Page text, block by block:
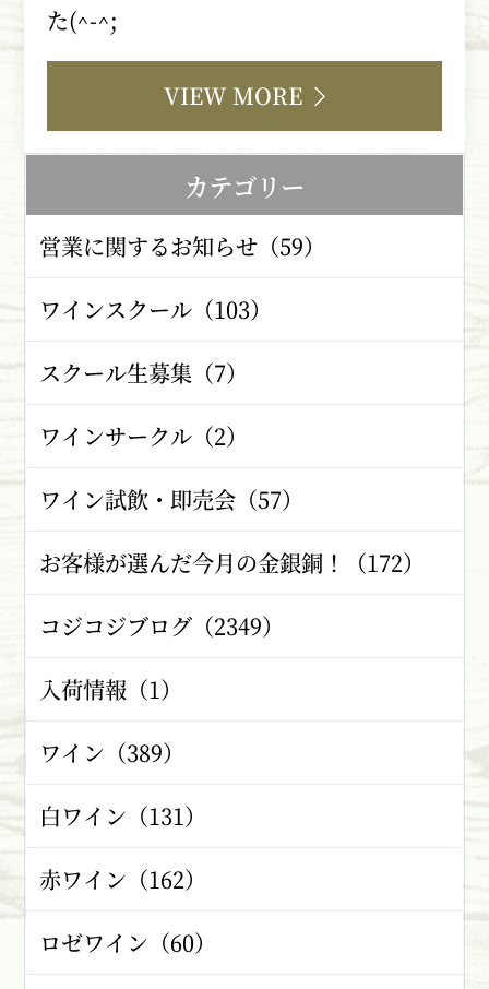
た(^-^;
VIEW MORE
カテゴリー
営業に関するお知らせ（59）
ワインスクール（103）
スクール生募集（7）
ワインサークル（2）
ワイン試飲・即売会（57）
お客様が選んだ今月の金銀銅！（172）
コジコジブログ（2349）
入荷情報（1）
ワイン（389）
白ワイン（131）
赤ワイン（162）
ロゼワイン（60）